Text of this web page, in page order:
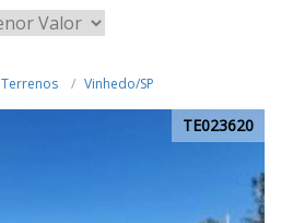
Terrenos Vinhedo/SP
TE023620